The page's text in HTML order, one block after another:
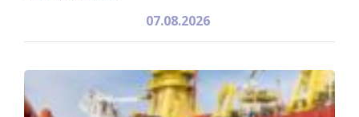
07.08.2026